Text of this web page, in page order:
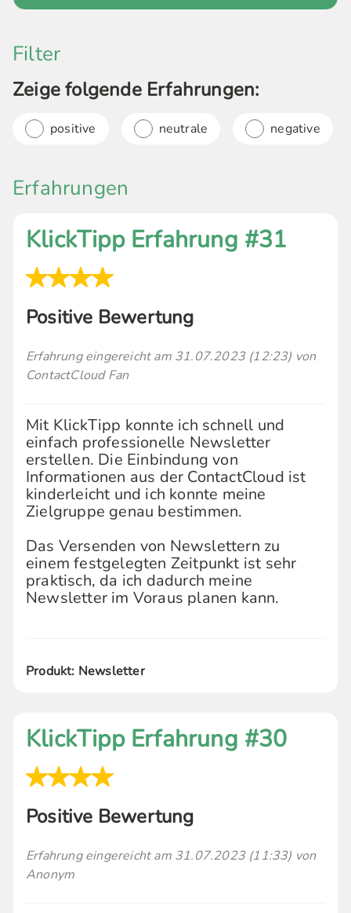
Filter
Zeige folgende Erfahrungen:
positive neutrale negative
Erfahrungen
KlickTipp Erfahrung #31
Positive Bewertung
Erfahrung eingereicht am 31.07.2023 (12:23) von
ContactCloud Fan
Mit KlickTipp konnte ich schnell und
einfach professionelle Newsletter
erstellen. Die Einbindung von
Informationen aus der ContactCloud ist
kinderleicht und ich konnte meine
Zielgruppe genau bestimmen.
Das Versenden von Newslettern zu
einem festgelegten Zeitpunkt ist sehr
praktisch, da ich dadurch meine
Newsletter im Voraus planen kann.
Produkt: Newsletter
KlickTipp Erfahrung #30
Positive Bewertung
Erfahrung eingereicht am 31.07.2023 (11:33) von
Anonym